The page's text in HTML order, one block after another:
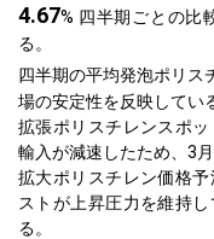
4.67% 四半期ごとの比
る。
四半期の平均発泡ポリス
場の安定性を反映してい
拡張ポリスチレンスポ
輸入が減速したため、3月
拡大ポリスチレン価格
ストが上昇圧力を維持
る。